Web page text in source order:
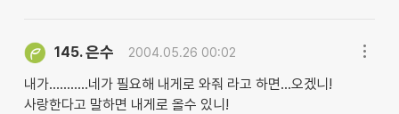
145.은수 2004.05.26 00:02
내가...........네가 필요해 내게로 와줘 라고 하면...오겠니!
사랑한다고 말하면 내게로 올수 있니!